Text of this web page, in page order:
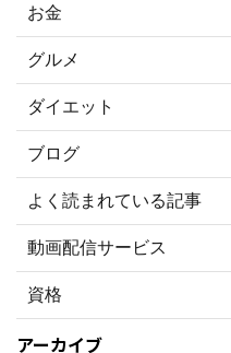
お金
グルメ
ダイエット
ブログ
よく読まれている記事
動画配信サービス
資格
アーカイブ